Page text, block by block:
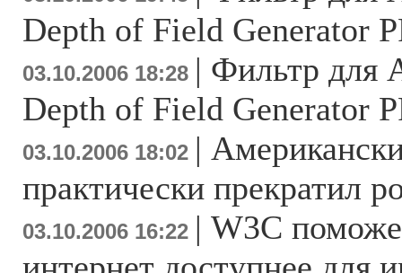
Depth of Field Generator
03.10.2006 18:28 | Фильтр для
Depth of Field Generator
03.10.2006 18:02 |
практически прекратил
03.10.2006 16:22 | W3C